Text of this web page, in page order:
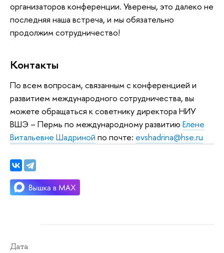
организаторов конференции. Уверены, это далеко не
последняя наша встреча, и мы обязательно
продолжим сотрудничество!
Контакты
По всем вопросам, связанным с конференцией и
развитием международного сотрудничества, вы
можете обращаться к советнику директора НИУ
ВШЭ – Пермь по международному развитию Елене
Витальевне Шадриной по почте: evshadrina@hse.ru
Дата